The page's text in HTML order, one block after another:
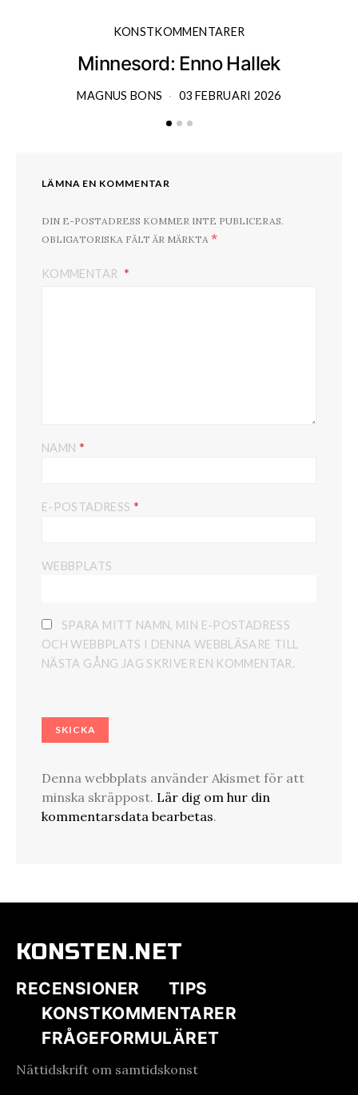
KONSTKOMMENTARER
Minnesord: Enno Hallek
MAGNUS BONS 03 FEBRUARI 2026
LÄMNA EN KOMMENTAR
DIN E-POSTADRESS KOMMER INTE PUBLICERAS.
OBLIGATORISKA FÄLT ÄR MÄRKTA *
KOMMENTAR
NAMN *
E-POSTADRESS *
WEBBPLATS
SPARA MITT NAMN, MIN E-POSTADRESS
OCH WEBBPLATS I DENNA WEBBLÄSARE TILL
NÄSTA GÅNG JAG SKRIVER EN KOMMENTAR.
Denna webbplats använder Akismet för att
minska skräppost. Lär dig om hur din
kommentarsdata bearbetas.
KONSTEN.NET
RECENSIONER
TIPS
KONSTKOMMENTARER
FRÅGEFORMULÄRET
Nättidskrift om samtidskonst